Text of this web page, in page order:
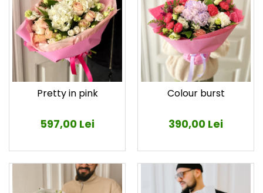
Pretty in pink
597,00 Lei
Colour burst
390,00 Lei